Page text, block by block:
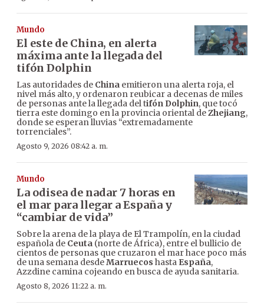
Mundo
El este de China, en alerta
máxima ante la llegada del
tifón Dolphin
Las autoridades de China emitieron una alerta roja, el
nivel más alto, y ordenaron reubicar a decenas de miles
de personas ante la llegada del tifón Dolphin, que tocó
tierra este domingo en la provincia oriental deZhejiang,
donde se esperan lluvias “extremadamente
torrenciales”.
Agosto 9, 2026 08:42 a. m.
Mundo
La odisea de nadar 7 horas en
el mar para llegar a España y
“cambiar de vida”
Sobre la arena de la playa de El Trampolín, en la ciudad
española de Ceuta (norte de África), entre el bullicio de
cientos de personas que cruzaron el mar hace poco más
de una semana desdeMarruecos hasta España,
Azzdine camina cojeando en busca de ayuda sanitaria.
Agosto 8, 2026 11:22 a. m.